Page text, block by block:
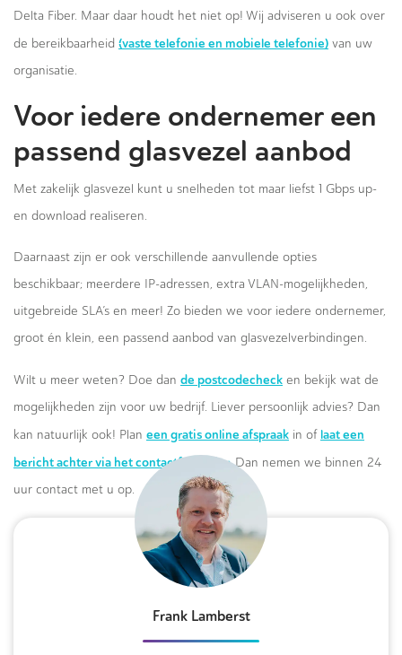
Delta Fiber. Maar daar houdt het niet op! Wij adviseren u ook over
de bereikbaarheid (vaste telefonie en mobiele telefonie) van uw
organisatie.
Voor iedere ondernemer een
passend glasvezel aanbod
Met zakelijk glasvezel kunt u snelheden tot maar liefst 1 Gbps up-
en download realiseren.
Daarnaast zijn er ook verschillende aanvullende opties
beschikbaar; meerdere IP-adressen, extra VLAN-mogelijkheden,
uitgebreide SLA’s en meer! Zo bieden we voor iedere ondernemer,
groot én klein, een passend aanbod van glasvezelverbindingen.
Wilt u meer weten? Doe dan de postcodecheck en bekijk wat de
mogelijkheden zijn voor uw bedrijf. Liever persoonlijk advies? Dan
kan natuurlijk ook! Plan een gratis online afspraak in of laat een
bericht achter via het contactformulier.Dan nemen we binnen 24
uur contact met u op.
Frank Lamberst